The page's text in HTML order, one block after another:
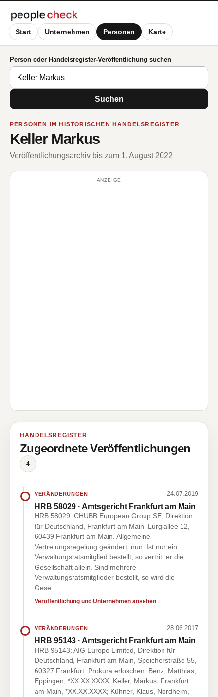
Start Unternehmen Personen Karte
Person oder Handelsregister-Veröffentlichung suchen
Suchen
PERSONEN IM HISTORISCHEN HANDELSREGISTER
Keller Markus
Veröffentlichungsarchiv bis zum 1. August 2022
ANZEIGE
HANDELSREGISTER
Zugeordnete Veröffentlichungen
4
VERÄNDERUNGEN 24.07.2019
HRB 58029 · Amtsgericht Frankfurt am Main
HRB 58029: CHUBB European Group SE, Direktion
für Deutschland, Frankfurt am Main, Lurgiallee 12,
60439 Frankfurt am Main. Allgemeine
Vertretungsregelung geändert, nun: Ist nur ein
Verwaltungsratsmitglied bestellt, so vertritt er die
Gesellschaft allein. Sind mehrere
Verwaltungsratsmitglieder bestellt, so wird die
Gese…
Veröffentlichung und Unternehmen ansehen
VERÄNDERUNGEN 28.06.2017
HRB 95143 · Amtsgericht Frankfurt am Main
HRB 95143: AIG Europe Limited, Direktion für
Deutschland, Frankfurt am Main, Speicherstraße 55,
60327 Frankfurt. Prokura erloschen: Benz, Matthias,
Eppingen, *XX.XX.XXXX; Keller, Markus, Frankfurt
am Main, *XX.XX.XXXX; Kühner, Klaus, Nordheim,